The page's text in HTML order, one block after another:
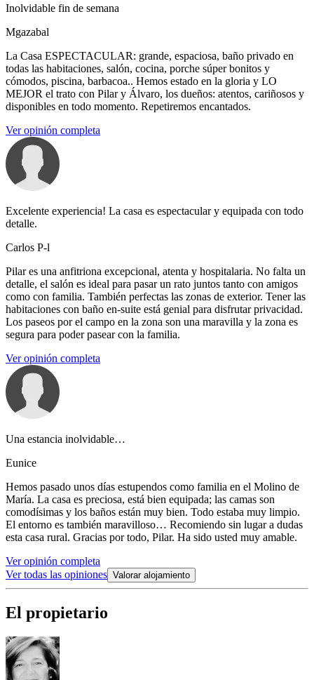
Inolvidable fin de semana
Mgazabal
La Casa ESPECTACULAR: grande, espaciosa, baño privado en
todas las habitaciones, salón, cocina, porche súper bonitos y
cómodos, piscina, barbacoa.. Hemos estado en la gloria y LO
MEJOR el trato con Pilar y Álvaro, los dueños: atentos, cariñosos y
disponibles en todo momento. Repetiremos encantados.
Ver opinión completa
Excelente experiencia! La casa es espectacular y equipada con todo
detalle.
Carlos P-l
Pilar es una anfitriona excepcional, atenta y hospitalaria. No falta un
detalle, el salón es ideal para pasar un rato juntos tanto con amigos
como con familia. También perfectas las zonas de exterior. Tener las
habitaciones con baño en-suite está genial para disfrutar privacidad.
Los paseos por el campo en la zona son una maravilla y la zona es
segura para poder pasear con la familia.
Ver opinión completa
Una estancia inolvidable…
Eunice
Hemos pasado unos días estupendos como familia en el Molino de
María. La casa es preciosa, está bien equipada; las camas son
comodísimas y los baños están muy bien. Todo estaba muy limpio.
El entorno es también maravilloso… Recomiendo sin lugar a dudas
esta casa rural. Gracias por todo, Pilar. Ha sido usted muy amable.
Ver opinión completa
Ver todas las opiniones Valorar alojamiento
El propietario